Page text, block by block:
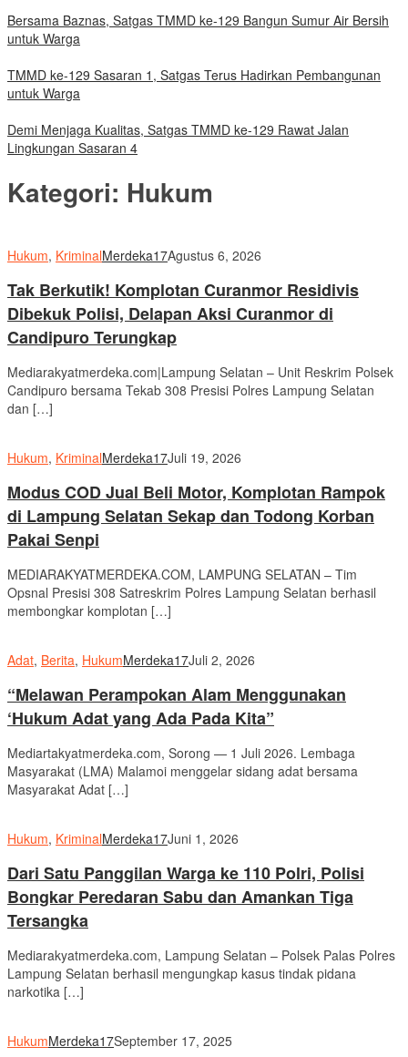
Bersama Baznas, Satgas TMMD ke-129 Bangun Sumur Air Bersih
untuk Warga
TMMD ke-129 Sasaran 1, Satgas Terus Hadirkan Pembangunan
untuk Warga
Demi Menjaga Kualitas, Satgas TMMD ke-129 Rawat Jalan
Lingkungan Sasaran 4
Kategori: Hukum
Hukum, KriminalMerdeka17Agustus 6, 2026
Tak Berkutik! Komplotan Curanmor Residivis
Dibekuk Polisi, Delapan Aksi Curanmor di
Candipuro Terungkap
Mediarakyatmerdeka.com|Lampung Selatan – Unit Reskrim Polsek
Candipuro bersama Tekab 308 Presisi Polres Lampung Selatan
dan […]
Hukum, KriminalMerdeka17Juli 19, 2026
Modus COD Jual Beli Motor, Komplotan Rampok
di Lampung Selatan Sekap dan Todong Korban
Pakai Senpi
MEDIARAKYATMERDEKA.COM, LAMPUNG SELATAN – Tim
Opsnal Presisi 308 Satreskrim Polres Lampung Selatan berhasil
membongkar komplotan […]
Adat, Berita, HukumMerdeka17Juli 2, 2026
“Melawan Perampokan Alam Menggunakan
‘Hukum Adat yang Ada Pada Kita”
Mediartakyatmerdeka.com, Sorong — 1 Juli 2026. Lembaga
Masyarakat (LMA) Malamoi menggelar sidang adat bersama
Masyarakat Adat […]
Hukum, KriminalMerdeka17Juni 1, 2026
Dari Satu Panggilan Warga ke 110 Polri, Polisi
Bongkar Peredaran Sabu dan Amankan Tiga
Tersangka
Mediarakyatmerdeka.com, Lampung Selatan – Polsek Palas Polres
Lampung Selatan berhasil mengungkap kasus tindak pidana
narkotika […]
HukumMerdeka17September 17, 2025